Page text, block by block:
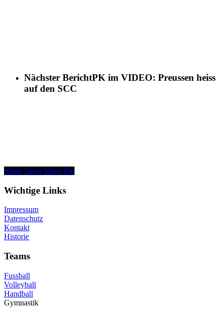
Nächster BerichtPK im VIDEO: Preussen heiss
auf den SCC
Share Share Share Pin
Wichtige Links
Impressum
Datenschutz
Kontakt
Historie
Teams
Fussball
Volleyball
Handball
Gymnastik